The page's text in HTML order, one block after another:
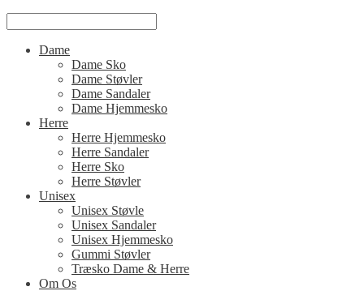
Dame
Dame Sko
Dame Støvler
Dame Sandaler
Dame Hjemmesko
Herre
Herre Hjemmesko
Herre Sandaler
Herre Sko
Herre Støvler
Unisex
Unisex Støvle
Unisex Sandaler
Unisex Hjemmesko
Gummi Støvler
Træsko Dame & Herre
Om Os